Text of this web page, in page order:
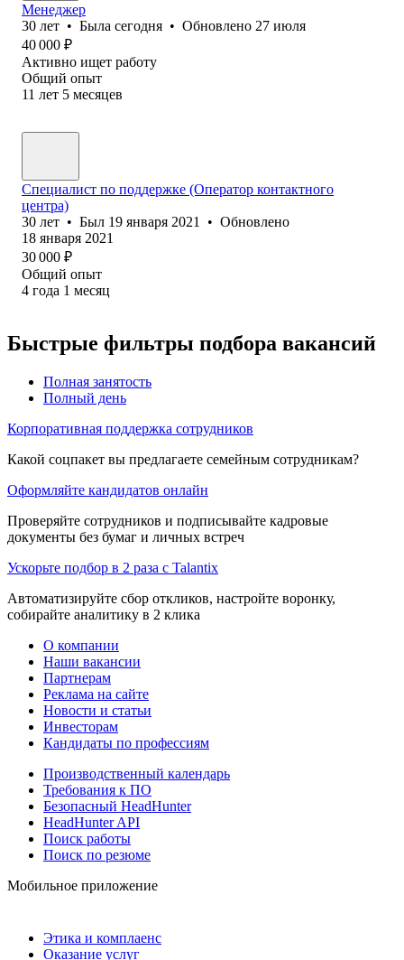
Менеджер
30 лет • Была сегодня • Обновлено 27 июля
40 000 ₽
Активно ищет работу
Общий опыт
11 лет 5 месяцев
Специалист по поддержке (Оператор контактного
центра)
30 лет • Был 19 января 2021 • Обновлено
18 января 2021
30 000 ₽
Общий опыт
4 года 1 месяц
Быстрые фильтры подбора вакансий
Полная занятость
Полный день
Корпоративная поддержка сотрудников
Какой соцпакет вы предлагаете семейным сотрудникам?
Оформляйте кандидатов онлайн
Проверяйте сотрудников и подписывайте кадровые
документы без бумаг и личных встреч
Ускорьте подбор в 2 раза с Talantix
Автоматизируйте сбор откликов, настройте воронку,
собирайте аналитику в 2 клика
О компании
Наши вакансии
Партнерам
Реклама на сайте
Новости и статьи
Инвесторам
Кандидаты по профессиям
Производственный календарь
Требования к ПО
Безопасный HeadHunter
HeadHunter API
Поиск работы
Поиск по резюме
Мобильное приложение
Этика и комплаенс
Оказание услуг